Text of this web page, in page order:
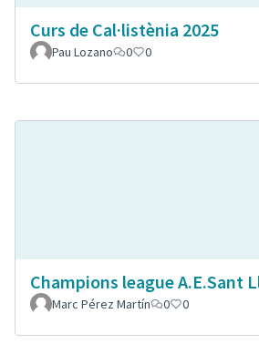
Curs de Cal·listènia 2025
Pau Lozano 0 0
Champions league A.E.Sant
Marc Pérez Martín 0 0